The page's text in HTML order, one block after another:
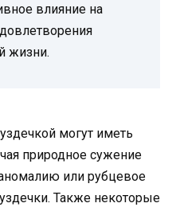
влияние на
жизни.
могут иметь
природное сужение
или рубцевое
Также некоторые